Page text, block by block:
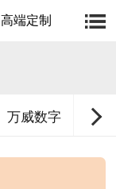
高端定制
万威数字